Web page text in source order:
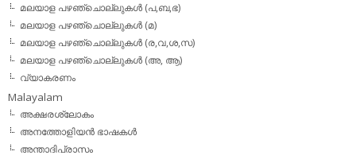
മലയാള പഴഞ്ചൊല്ലുകള്‍ (പ,ബ,ഭ)
മലയാള പഴഞ്ചൊല്ലുകള്‍ (മ)
മലയാള പഴഞ്ചൊല്ലുകള്‍ (ര,വ,ശ,സ)
മലയാള പഴഞ്ചൊല്ലുകൾ (അ, ആ)
വ്യാകരണം
Malayalam
അക്ഷരശ്ലോകം
അനത്തോളിയന്‍ ഭാഷകള്‍
അന്താദിപ്രാസം